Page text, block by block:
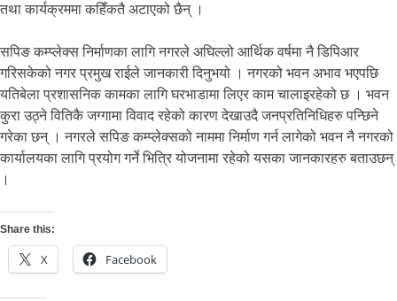
तथा कार्यक्रममा कहिँकतै अटाएको छैन् ।
सपिङ कम्प्लेक्स निर्माणका लागि नगरले अघिल्लो आर्थिक वर्षमा नै डिपिआर
गरिसकेको नगर प्रमुख राईले जानकारी दिनुभयो । नगरको भवन अभाव भएपछि
यतिबेला प्रशासनिक कामका लागि घरभाडामा लिएर काम चालाइरहेको छ । भवन
कुरा उठ्ने वितिकै जग्गामा विवाद रहेको कारण देखाउदै जनप्रतिनिधिहरु पन्छिने
गरेका छन् । नगरले सपिङ कम्प्लेक्सको नाममा निर्माण गर्न लागेको भवन नै नगरको
कार्यालयका लागि प्रयोग गर्ने भित्रि योजनामा रहेको यसका जानकारहरु बताउछन्
।
Share this:
X Facebook